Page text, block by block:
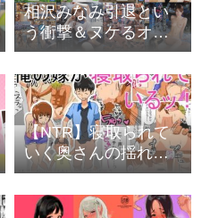
相沢みなみ引退とい
う衝撃＆ヌケるオス
スメ動画のまとめ
【NTR】寝取られて
いく奥さんの揺れ動
く感情や描写が軽い
がエロい